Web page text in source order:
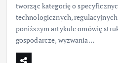
tworząc kategorię o
technologicznych,
poniższym artykule omówię
gospodarcze, wyzwania…